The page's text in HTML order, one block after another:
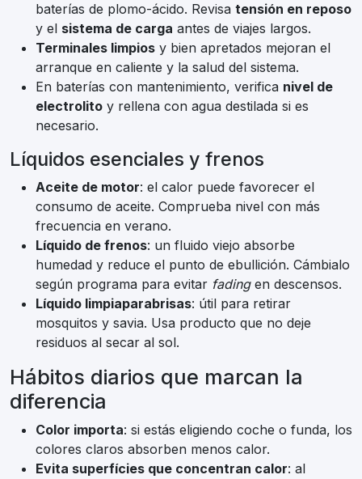
baterías de plomo-ácido. Revisa tensión en reposo
y el sistema de carga antes de viajes largos.
Terminales limpios y bien apretados mejoran el
arranque en caliente y la salud del sistema.
En baterías con mantenimiento, verifica nivel de
electrolito y rellena con agua destilada si es
necesario.
Líquidos esenciales y frenos
Aceite de motor: el calor puede favorecer el
consumo de aceite. Comprueba nivel con más
frecuencia en verano.
Líquido de frenos: un fluido viejo absorbe
humedad y reduce el punto de ebullición. Cámbialo
según programa para evitar fadingen descensos.
Líquido limpiaparabrisas: útil para retirar
mosquitos y savia. Usa producto que no deje
residuos al secar al sol.
Hábitos diarios que marcan la
diferencia
Color importa: si estás eligiendo coche o funda, los
colores claros absorben menos calor.
Evita superfícies que concentran calor: al